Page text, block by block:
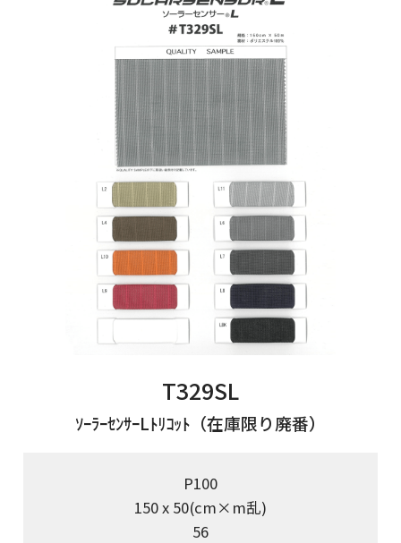
T329SL
ｿｰﾗｰｾﾝｻｰLﾄﾘｺｯﾄ（在庫限り廃番）
P100
150 x 50(cm×m乱)
56